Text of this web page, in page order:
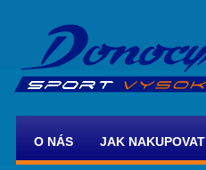
O NÁS JAK NAKUPOVAT